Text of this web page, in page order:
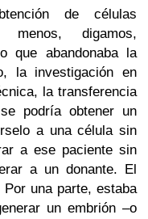
de células
menos, digamos,
que abandonaba la
la investigación en
la transferencia
podría obtener un
a una célula sin
a ese paciente sin
a un donante. El
una parte, estaba
un embrión –o